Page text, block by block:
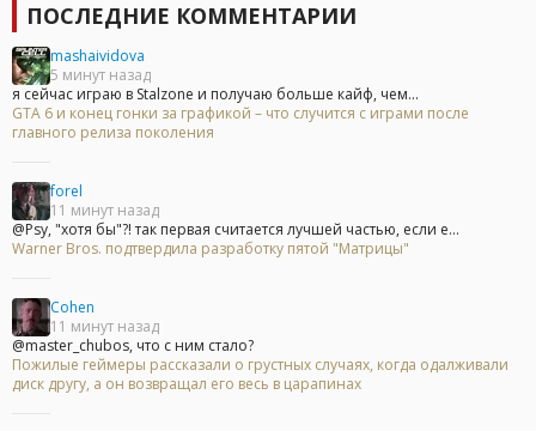
ПОСЛЕДНИЕ КОММЕНТАРИИ
mashaividova
5 минут назад
я сейчас играю в Stalzone и получаю больше кайф, чем...
GTA 6 и конец гонки за графикой – что случится с играми после
главного релиза поколения
forel
11 минут назад
@Psy, "хотя бы"?! так первая считается лучшей частью, если е...
Warner Bros. подтвердила разработку пятой "Матрицы"
Cohen
11 минут назад
@master_chubos, что с ним стало?
Пожилые геймеры рассказали о грустных случаях, когда одалживали
диск другу, а он возвращал его весь в царапинах